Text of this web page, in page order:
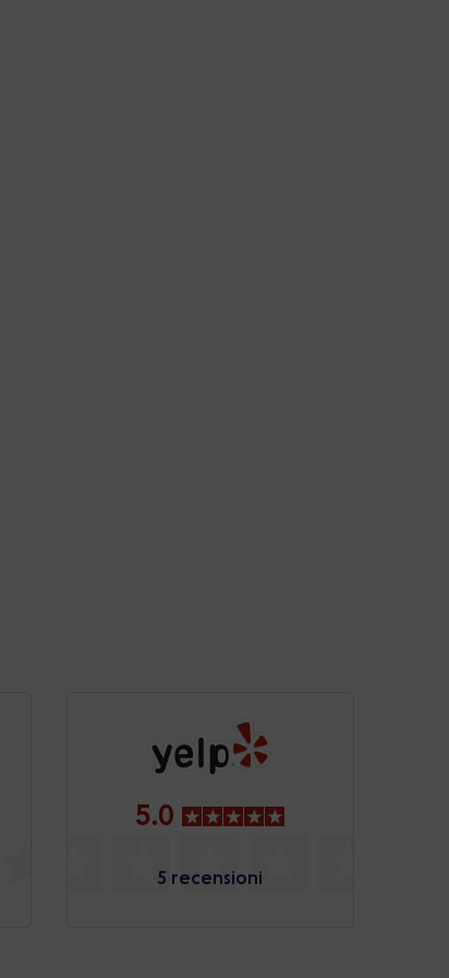
5.0
5 recensioni